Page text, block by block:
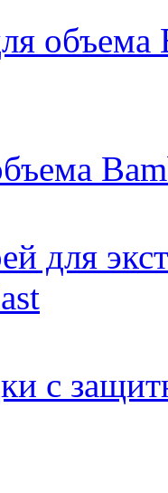
объема
для
с